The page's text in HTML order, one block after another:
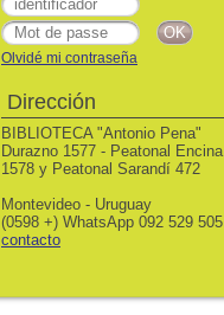
Olvidé mi contraseña
Dirección
BIBLIOTECA "Antonio Pena"
Durazno 1577 - Peatonal Encina
1578 y Peatonal Sarandí 472
Montevideo - Uruguay
(0598 +) WhatsApp 092 529 505
contacto